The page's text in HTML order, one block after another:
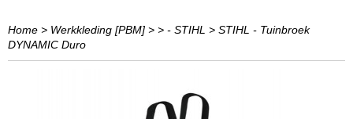
Home > Werkkleding [PBM] > > - STIHL > STIHL - Tuinbroek
DYNAMIC Duro